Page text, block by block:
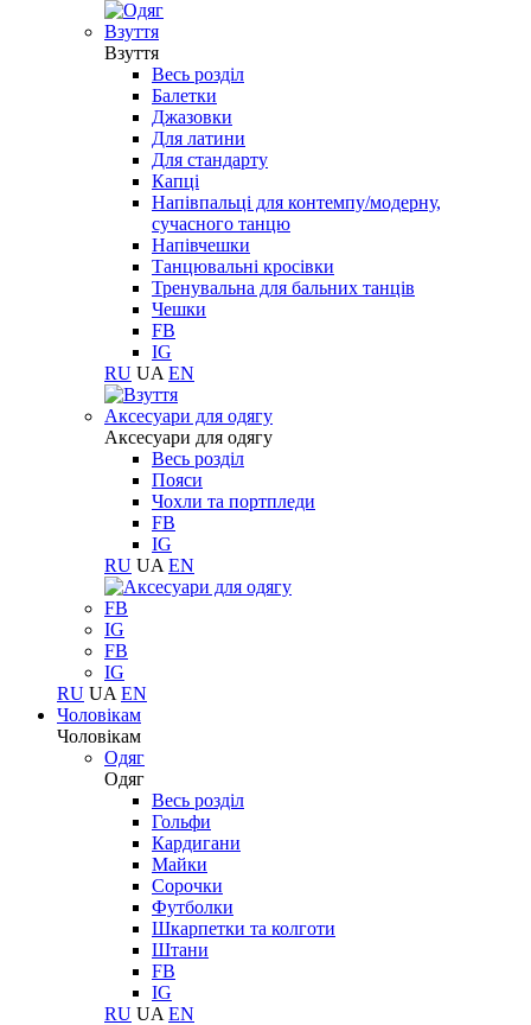
Взуття
Взуття
Весь розділ
Балетки
Джазовки
Для латини
Для стандарту
Капці
Напівпальці для контемпу/модерну,
сучасного танцю
Напівчешки
Танцювальні кросівки
Тренувальна для бальних танців
Чешки
FB
IG
RU UA EN
Aксесуари для одягу
Aксесуари для одягу
Весь розділ
Пояси
Чохли та портпледи
FB
IG
RU UA EN
FB
IG
FB
IG
RU UA EN
Чоловікам
Чоловікам
Одяг
Одяг
Весь розділ
Гольфи
Кардигани
Майки
Сорочки
Футболки
Шкарпетки та колготи
Штани
FB
IG
RU UA EN